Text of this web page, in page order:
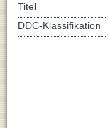
Titel
DDC-Klassifikation